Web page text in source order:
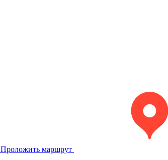
Проложить маршрут